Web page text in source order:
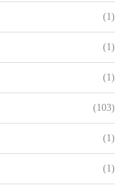
(1)
(1)
(1)
(103)
(1)
(1)